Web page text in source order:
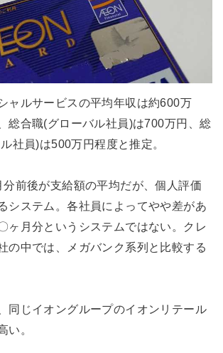
ャルサービスの平均年収は約600万
総合職(グローバル社員)は700万円、総
社員)は500万円程度と推定。
前後が支給額の平均だが、個人評価
システム。各社員によってやや差があ
ヶ月分というシステムではない。クレ
の中では、メガバンク系列と比較する
同じイオングループのイオンリテール
い。